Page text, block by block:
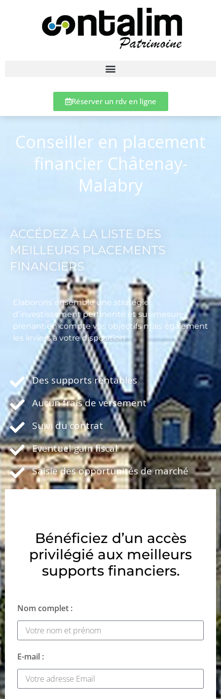
Réserver un rdv en ligne
Conseiller en placement
financier Châtenay-
Malabry
ACCÉDEZ À LA LISTE DES
MEILLEURS PLACEMENTS
FINANCIERS
Elaborons ensemble une stratégie
d’investissement pertinente et sur-mesure,
prenant en compte vos objectifs mais également
les leviers à votre disposition
Des supports rentables
Aucun frais de versement
Suivi du contrat
Eventuel gain fiscal
Saisie des opportunités de marché
Bénéficiez d’un accès
privilégié aux meilleurs
supports financiers.
Nom complet :
E-mail :